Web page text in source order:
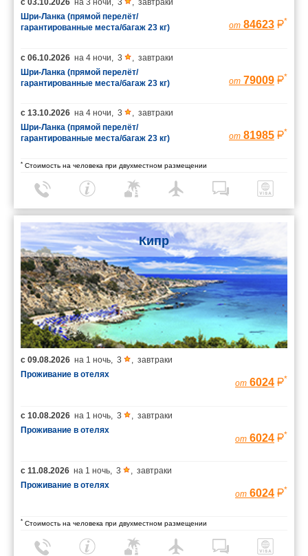
с 03.10.2026 на 3 ночи, 3 , завтраки
Шри-Ланка (прямой перелёт/
гарантированные места/багаж 23 кг)
от 84623 *
с 06.10.2026 на 4 ночи, 3 , завтраки
Шри-Ланка (прямой перелёт/
гарантированные места/багаж 23 кг)
от 79009 *
с 13.10.2026 на 4 ночи, 3 , завтраки
Шри-Ланка (прямой перелёт/
гарантированные места/багаж 23 кг)
от 81985 *
* Стоимость на человека при двухместном размещении
Кипр
с 09.08.2026 на 1 ночь 3
завтраки
Проживание в отелях
от 6024 *
с 10.08.2026 на 1 ночь 3
завтраки
Проживание в отелях
от 6024 *
с 11.08.2026 на 1 ночь 3
завтраки
Проживание в отелях
от 6024 *
* Стоимость на человека при двухместном размещении